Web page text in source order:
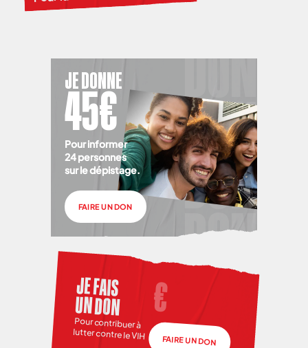
JE DONNE
45€
Pour informer
24 personnes
sur le dépistage.
FAIRE UN DON
JE FAIS
UN DON
Pour contribuer à
lutter contre le VIH FAIRE UN DON